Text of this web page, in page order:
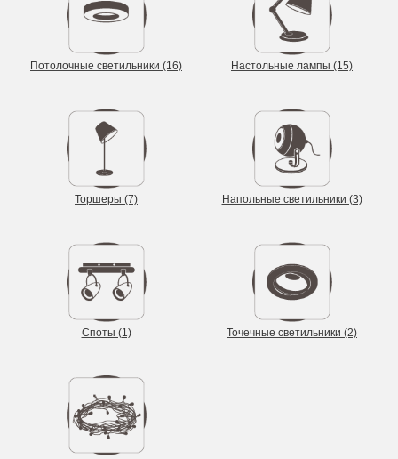
Потолочные светильники (16) Настольные лампы (15)
Торшеры (7) Напольные светильники (3)
Споты (1) Точечные светильники (2)